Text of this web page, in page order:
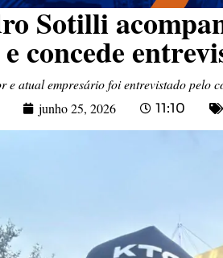
Sotilli
concede
e atual empresário foi entrevistado
junho 25, 2026 11:10